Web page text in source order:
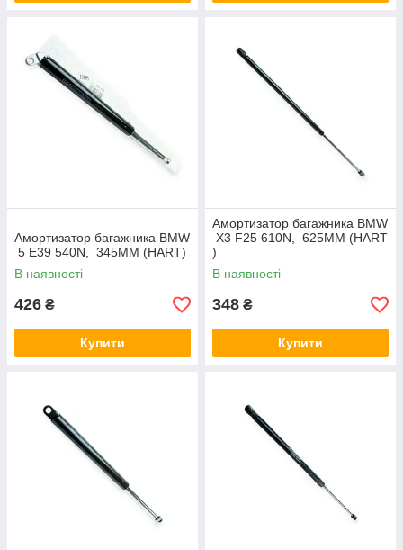
Амортизатор багажника BMW
5 E39 540N, 345MM (HART)
В наявності
426 ₴
Купити
Амортизатор багажника BMW
X3 F25 610N, 625MM (HART
)
В наявності
348 ₴
Купити